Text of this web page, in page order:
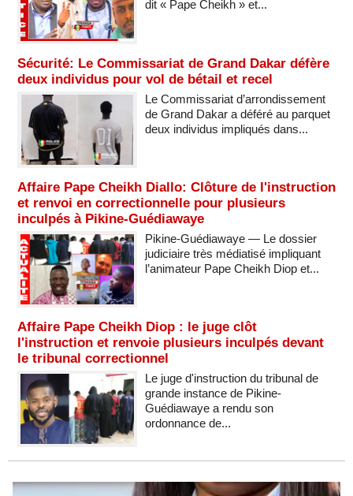
dit « Pape Cheikh » et...
Sécurité: Le Commissariat de Grand Dakar défère
deux individus pour vol de bétail et recel
Le Commissariat d’arrondissement
de Grand Dakar a déféré au parquet
deux individus impliqués dans...
Affaire Pape Cheikh Diallo: Clôture de l'instruction
et renvoi en correctionnelle pour plusieurs
inculpés à Pikine-Guédiawaye
Pikine-Guédiawaye — Le dossier
judiciaire très médiatisé impliquant
l’animateur Pape Cheikh Diop et...
Affaire Pape Cheikh Diop : le juge clôt
l'instruction et renvoie plusieurs inculpés devant
le tribunal correctionnel
Le juge d'instruction du tribunal de
grande instance de Pikine-
Guédiawaye a rendu son
ordonnance de...